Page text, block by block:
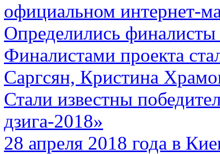
официальном интернет-
Определились
Финалистами проекта
Саргсян, Кристина
Стали известны
дзига-2018»
28 апреля 2018 года в